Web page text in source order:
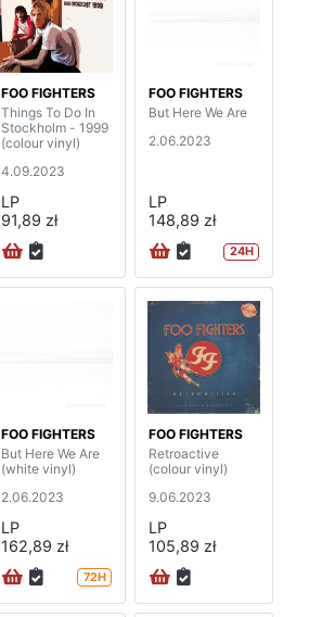
FOO FIGHTERS
Things To Do In
Stockholm - 1999
(colour vinyl)
4.09.2023
LP
91,89 zł
FOO FIGHTERS
But Here We Are
2.06.2023
LP
148,89 zł
24H
FOO FIGHTERS
But Here We Are
(white vinyl)
2.06.2023
LP
162,89 zł
72H
FOO FIGHTERS
Retroactive
(colour vinyl)
9.06.2023
LP
105,89 zł